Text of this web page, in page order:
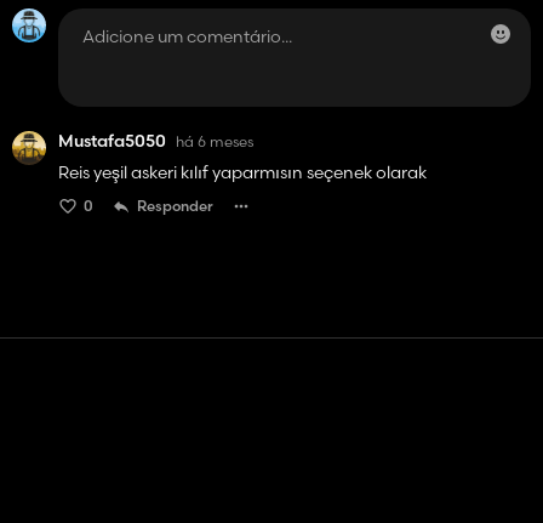
Mustafa5050 há 6 meses
Reis yeşil askeri kılıf yaparmısın seçenek olarak
0 Responder